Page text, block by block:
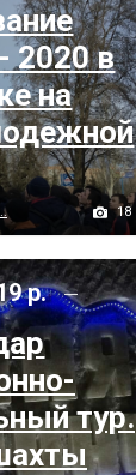
2020 в
на
18
р.
тур.